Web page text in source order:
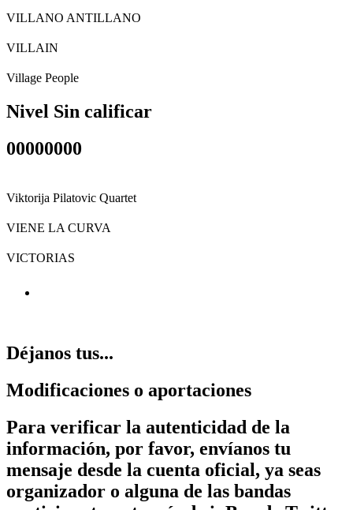
VILLANO ANTILLANO
VILLAIN
Village People
Nivel Sin calificar
00000000
Viktorija Pilatovic Quartet
VIENE LA CURVA
VICTORIAS
Déjanos tus...
Modificaciones o aportaciones
Para verificar la autenticidad de la
información, por favor, envíanos tu
mensaje desde la cuenta oficial, ya seas
organizador o alguna de las bandas